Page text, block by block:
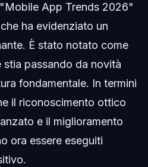
App Trends 2026"
ha evidenziato un
È stato notato come
passando da novità
fondamentale. In termini
il riconoscimento ottico
e il miglioramento
ora essere eseguiti